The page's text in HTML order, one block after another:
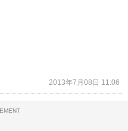
2013年7月08日 11:06